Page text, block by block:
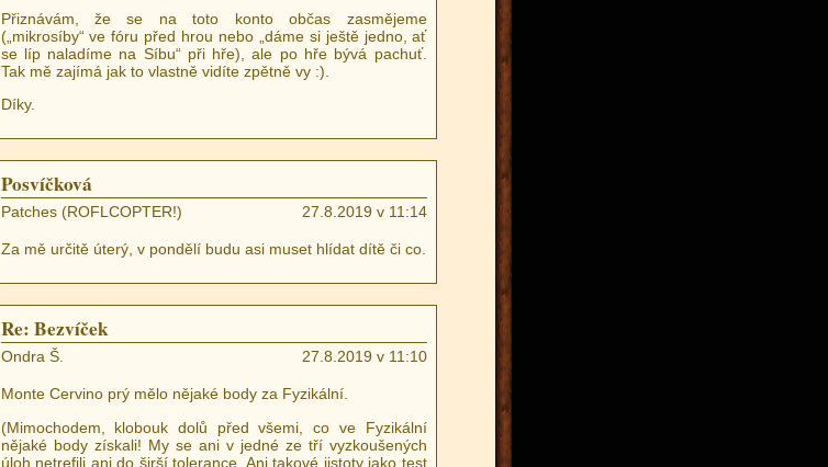
Přiznávám, že se na toto konto občas zasmějeme
(„mikrosíby“ ve fóru před hrou nebo „dáme si ještě jedno, ať
se líp naladíme na Síbu“ při hře), ale po hře bývá pachuť.
Tak mě zajímá jak to vlastně vidíte zpětně vy :).
Díky.
Posvíčková
Patches (ROFLCOPTER!) 27.8.2019 v 11:14
Za mě určitě úterý, v pondělí budu asi muset hlídat dítě či co.
Re: Bezvíček
Ondra Š. 27.8.2019 v 11:10
Monte Cervino prý mělo nějaké body za Fyzikální.
(Mimochodem, klobouk dolů před všemi, co ve Fyzikální
nějaké body získali! My se ani v jedné ze tří vyzkoušených
úloh netrefili ani do širší tolerance. Ani takové jistoty jako test